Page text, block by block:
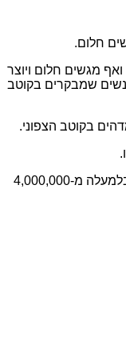
חלום.
מגשים חלום ויוצר
שמבקרים בקוטב
בקוטב הצפוני.
ספריו של עמית תורגמו ל-33 שפות ונמכרו בלמעלה מ-4,000,000